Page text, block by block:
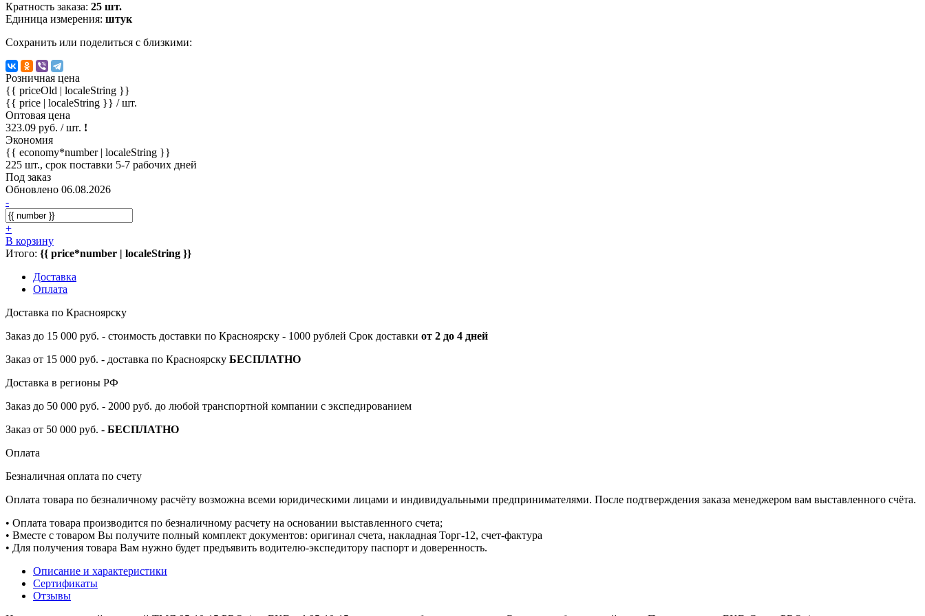
Кратность заказа: 25 шт.
Единица измерения: штук
Сохранить или поделиться с близкими:
Розничная цена
{{ priceOld | localeString }}
{{ price | localeString }} / шт.
Оптовая цена
323.09 руб. / шт. !
Экономия
{{ economy*number | localeString }}
225 шт., срок поставки 5-7 рабочих дней
Под заказ
Обновлено 06.08.2026
-
+
В корзину
Итого: {{ price*number | localeString }}
Доставка
Оплата
Доставка по Красноярску
Заказ до 15 000 руб. - стоимость доставки по Красноярску - 1000 рублей Срок доставки от 2 до 4 дней
Заказ от 15 000 руб. - доставка по Красноярску БЕСПЛАТНО
Доставка в регионы РФ
Заказ до 50 000 руб. - 2000 руб. до любой транспортной компании с экспедированием
Заказ от 50 000 руб. - БЕСПЛАТНО
Оплата
Безналичная оплата по счету
Оплата товара по безналичному расчёту возможна всеми юридическими лицами и индивидуальными предпринимателями. После подтверждения заказа менеджером вам выставленного счёта.
• Оплата товара производится по безналичному расчету на основании выставленного счета;
• Вместе с товаром Вы получите полный комплект документов: оригинал счета, накладная Торг-12, счет-фактура
• Для получения товара Вам нужно будет предъявить водителю-экспедитору паспорт и доверенность.
Описание и характеристики
Сертификаты
Отзывы